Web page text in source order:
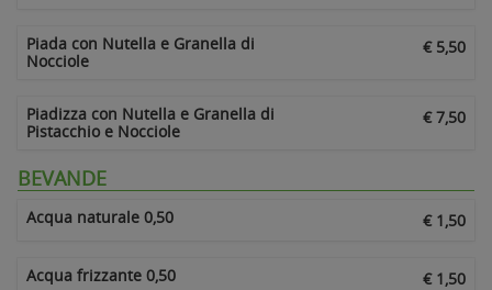
Piada con Nutella e Granella di
Nocciole
€ 5,50
Piadizza con Nutella e Granella di
Pistacchio e Nocciole
€ 7,50
BEVANDE
Acqua naturale 0,50 € 1,50
Acqua frizzante 0,50 € 1,50